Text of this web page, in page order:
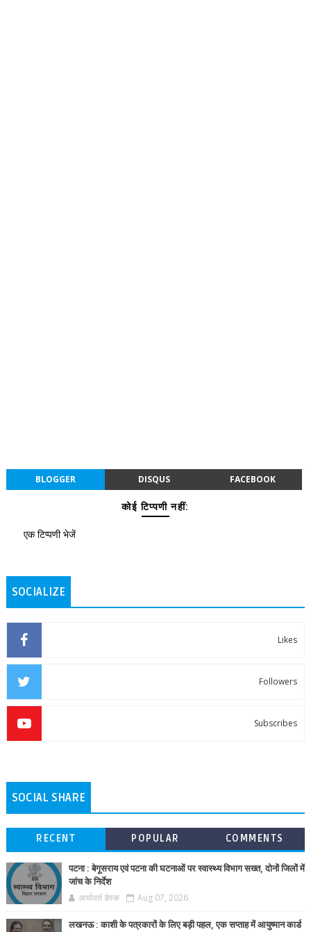
BLOGGER DISQUS FACEBOOK
कोई टिप्पणी नहीं:
एक टिप्पणी भेजें
SOCIALIZE
Likes
Followers
Subscribes
SOCIAL SHARE
RECENT POPULAR COMMENTS
पटना : बेगूसराय एवं पटना की घटनाओं पर स्वास्थ्य विभाग सख्त, दोनों जिलों में
जांच के निर्देश
आर्यावर्त डेस्क Aug 07, 2026
लखनऊ : काशी के पत्रकारों के लिए बड़ी पहल, एक सप्ताह में आयुष्मान कार्ड